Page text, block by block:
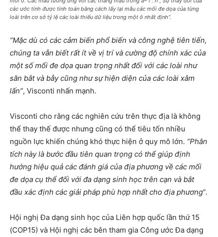
các ước tính được tính toán bằng cách lấy lại mẫu các mối đe dọa của từng
loài trên cơ sở tỷ lệ các loài thiếu dữ liệu trong một ô nhất định”.
“Mặc dù có các cảm biến phổ biến và công nghệ tiên tiến,
chúng ta vẫn biết rất ít về vị trí và cường độ chính xác của
một số mối đe dọa quan trọng nhất đối với các loài như
săn bắt và bẫy cũng như sự hiện diện của các loài xâm
lấn”, Visconti nhấn mạnh.
Visconti cho rằng các nghiên cứu trên thực địa là không
thể thay thế được nhưng cũng có thể tiêu tốn nhiều
nguồn lực khiến chúng khó thực hiện ở quy mô lớn. “Phân
tích này là bước đầu tiên quan trọng có thể giúp định
hướng hiệu quả các đánh giá của địa phương về các mối
đe dọa cụ thể đối với đa dạng sinh học trên cạn và bắt
đầu xác định các giải pháp phù hợp nhất cho địa phương“.
Hội nghị Đa dạng sinh học của Liên hợp quốc lần thứ 15
(COP15) và Hội nghị các bên tham gia Công ước Đa dạng